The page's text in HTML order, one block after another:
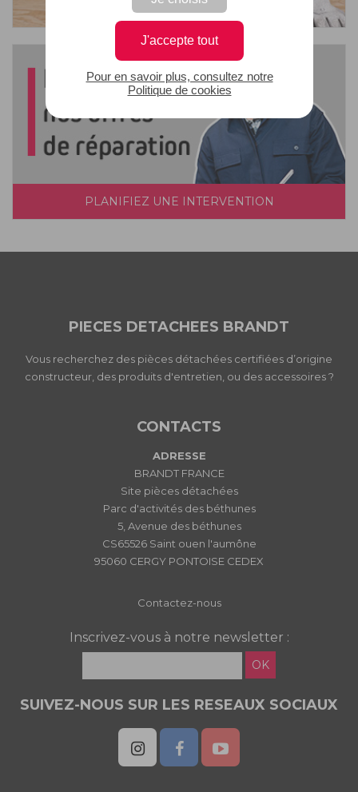
J'accepte tout
Pour en savoir plus, consultez notre
Politique de cookies
PLANIFIEZ UNE INTERVENTION
PIECES DETACHEES BRANDT
Vous recherchez des pièces détachées certifiées d’origine
constructeur, des produits d'entretien, ou des accessoires ?
CONTACTS
ADRESSE
BRANDT FRANCE
Site pièces détachées
Parc d'activités des béthunes
5, Avenue des béthunes
CS65526 Saint ouen l'aumône
95060 CERGY PONTOISE CEDEX
Contactez-nous
Inscrivez-vous à notre newsletter :
OK
SUIVEZ-NOUS SUR LES RESEAUX SOCIAUX